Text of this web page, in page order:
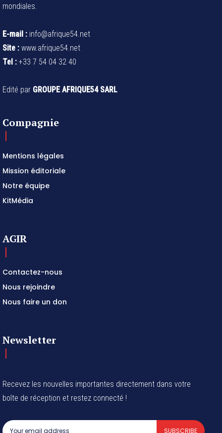
mondiales.
E-mail : info@afrique54.net
Site : www.afrique54.net
Tel : +33 7 54 04 32 40
Edité par GROUPE AFRIQUE54 SARL
Compagnie
Mentions légales
Mission éditoriale
Notre équipe
KitMédia
AGIR
Contactez-nous
Nous rejoindre
Nous faire un don
Newsletter
Recevez les nouvelles importantes directement dans votre
boîte de réception et restez connecté !
SUBSCRIBE